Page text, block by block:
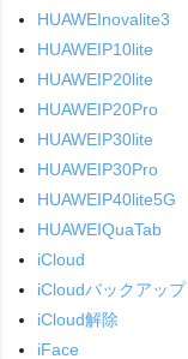
HUAWEInovalite3
HUAWEIP10lite
HUAWEIP20lite
HUAWEIP20Pro
HUAWEIP30lite
HUAWEIP30Pro
HUAWEIP40lite5G
HUAWEIQuaTab
iCloud
iCloudバックアップ
iCloud解除
iFace